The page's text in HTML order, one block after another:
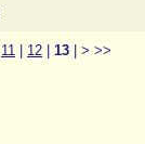
11 12 13 > >>